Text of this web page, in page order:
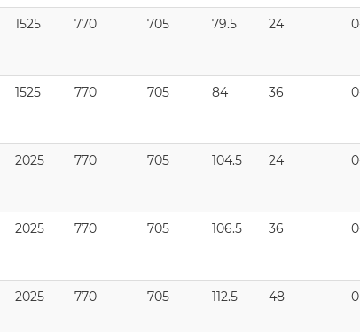
1525 770 705 79.5 24
1525 770 705 84 36
2025 770 705 104.5 24
2025 770 705 106.5 36
2025 770 705 112.5 48